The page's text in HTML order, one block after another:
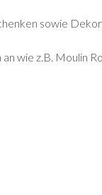
sowie
z.B. Moulin